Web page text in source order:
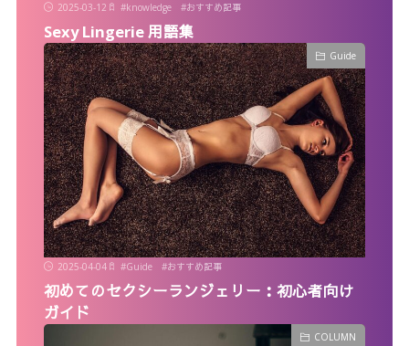
2025-03-12 #knowledge #おすすめ記事
Sexy Lingerie 用語集
Guide
2025-04-04 #Guide #おすすめ記事
初めてのセクシーランジェリー：初心者向け
ガイド
COLUMN